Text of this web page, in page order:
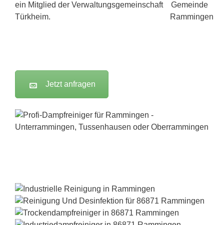
ein Mitglied der Verwaltungsgemeinschaft
Türkheim.
Jetzt anfragen